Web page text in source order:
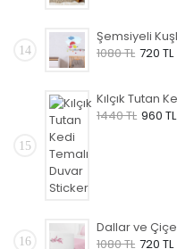
14
1080 TL 720 TL
15
1440 TL 960 TL
16
1080 TL 720 TL